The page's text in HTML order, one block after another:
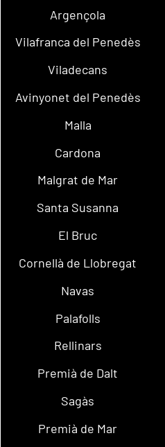
Argençola
Vilafranca del Penedès
Viladecans
Avinyonet del Penedès
Malla
Cardona
Malgrat de Mar
Santa Susanna
El Bruc
Cornellà de Llobregat
Navas
Palafolls
Rellinars
Premià de Dalt
Sagàs
Premià de Mar